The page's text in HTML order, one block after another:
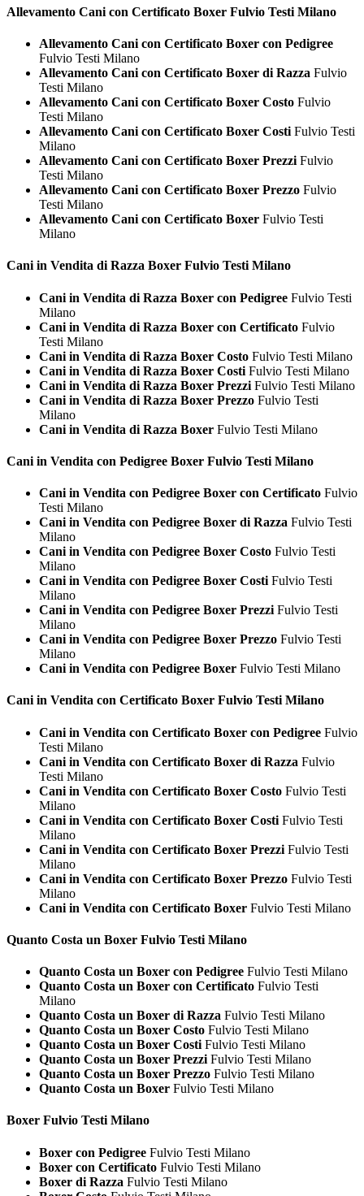
Allevamento Cani con Certificato Boxer Fulvio Testi Milano
Allevamento Cani con Certificato Boxer con Pedigree
Fulvio Testi Milano
Allevamento Cani con Certificato Boxer di Razza Fulvio
Testi Milano
Allevamento Cani con Certificato Boxer Costo Fulvio
Testi Milano
Allevamento Cani con Certificato Boxer Costi Fulvio Testi
Milano
Allevamento Cani con Certificato Boxer Prezzi Fulvio
Testi Milano
Allevamento Cani con Certificato Boxer Prezzo Fulvio
Testi Milano
Allevamento Cani con Certificato Boxer Fulvio Testi
Milano
Cani in Vendita di Razza Boxer Fulvio Testi Milano
Cani in Vendita di Razza Boxer con Pedigree Fulvio Testi
Milano
Cani in Vendita di Razza Boxer con Certificato Fulvio
Testi Milano
Cani in Vendita di Razza Boxer Costo Fulvio Testi Milano
Cani in Vendita di Razza Boxer Costi Fulvio Testi Milano
Cani in Vendita di Razza Boxer Prezzi Fulvio Testi Milano
Cani in Vendita di Razza Boxer Prezzo Fulvio Testi
Milano
Cani in Vendita di Razza Boxer Fulvio Testi Milano
Cani in Vendita con Pedigree Boxer Fulvio Testi Milano
Cani in Vendita con Pedigree Boxer con Certificato Fulvio
Testi Milano
Cani in Vendita con Pedigree Boxer di Razza Fulvio Testi
Milano
Cani in Vendita con Pedigree Boxer Costo Fulvio Testi
Milano
Cani in Vendita con Pedigree Boxer Costi Fulvio Testi
Milano
Cani in Vendita con Pedigree Boxer Prezzi Fulvio Testi
Milano
Cani in Vendita con Pedigree Boxer Prezzo Fulvio Testi
Milano
Cani in Vendita con Pedigree Boxer Fulvio Testi Milano
Cani in Vendita con Certificato Boxer Fulvio Testi Milano
Cani in Vendita con Certificato Boxer con Pedigree Fulvio
Testi Milano
Cani in Vendita con Certificato Boxer di Razza Fulvio
Testi Milano
Cani in Vendita con Certificato Boxer Costo Fulvio Testi
Milano
Cani in Vendita con Certificato Boxer Costi Fulvio Testi
Milano
Cani in Vendita con Certificato Boxer Prezzi Fulvio Testi
Milano
Cani in Vendita con Certificato Boxer Prezzo Fulvio Testi
Milano
Cani in Vendita con Certificato Boxer Fulvio Testi Milano
Quanto Costa un Boxer Fulvio Testi Milano
Quanto Costa un Boxer con Pedigree Fulvio Testi Milano
Quanto Costa un Boxer con Certificato Fulvio Testi
Milano
Quanto Costa un Boxer di Razza Fulvio Testi Milano
Quanto Costa un Boxer Costo Fulvio Testi Milano
Quanto Costa un Boxer Costi Fulvio Testi Milano
Quanto Costa un Boxer Prezzi Fulvio Testi Milano
Quanto Costa un Boxer Prezzo Fulvio Testi Milano
Quanto Costa un Boxer Fulvio Testi Milano
Boxer Fulvio Testi Milano
Boxer con Pedigree Fulvio Testi Milano
Boxer con Certificato Fulvio Testi Milano
Boxer di Razza Fulvio Testi Milano